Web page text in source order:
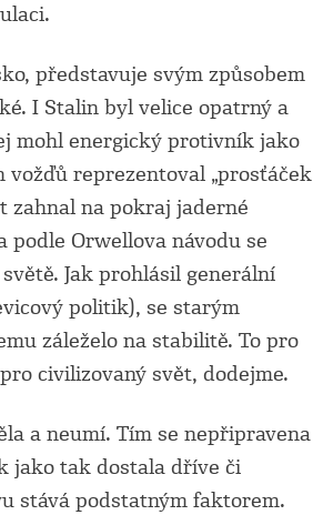
představuje svým způsobem
I Stalin byl velice opatrný a
mohl energický protivník jako
reprezentoval „prosťáček
zahnal na pokraj jaderné
Orwellova návodu se
Jak prohlásil generální
politik), se starým
záleželo na stabilitě. To pro
civilizovaný svět, dodejme.
a neumí. Tím se nepřipravena
jako tak dostala dříve či
stává podstatným faktorem.